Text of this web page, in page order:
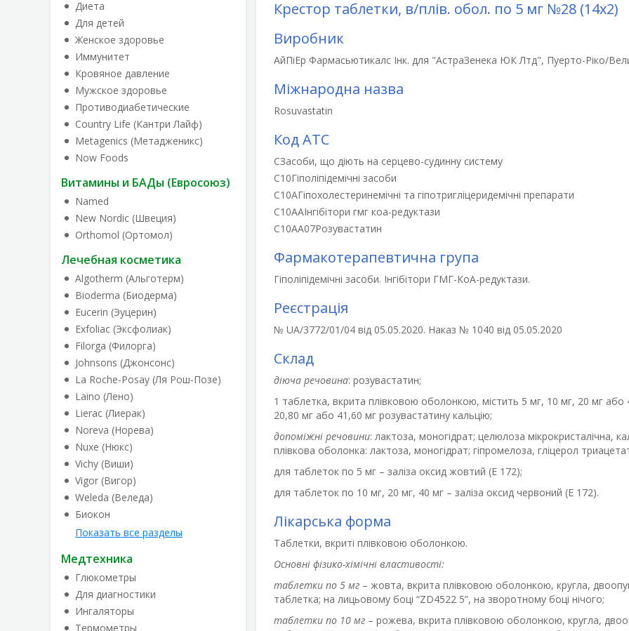
Диета
Для детей
Женское здоровье
Иммунитет
Кровяное давление
Мужское здоровье
Противодиабетические
Country Life (Кантри Лайф)
Metagenics (Метадженикс)
Now Foods
Витамины и БАДы (Евросоюз)
Named
New Nordic (Швеция)
Orthomol (Ортомол)
Лечебная косметика
Algotherm (Альготерм)
Bioderma (Биодерма)
Eucerin (Эуцерин)
Exfoliac (Эксфолиак)
Filorga (Филорга)
Johnsons (Джонсонс)
La Roche-Posay (Ля Рош-Позе)
Laino (Лено)
Lierac (Лиерак)
Noreva (Норева)
Nuxe (Нюкс)
Vichy (Виши)
Vigor (Вигор)
Weleda (Веледа)
Биокон
Показать все разделы
Медтехника
Глюкометры
Для диагностики
Ингаляторы
Термометры
Крестор таблетки, в/плів. обол. по 5 мг №28 (14х2)
Виробник
АйПіЕр Фармасьютикалс Інк. для "АстраЗенека ЮК Лтд", Пуерто-Ріко/
Міжнародна назва
Rosuvastatin
Код АТС
CЗасоби, що діють на серцево-судинну систему
C10Гіполіпідемічні засоби
C10AГіпохолестеринемічні та гіпотригліцеридемічні препарати
C10AAІнгібітори гмг кoа-редуктази
C10AA07Розувастатин
Фармакотерапевтична група
Гіполіпідемічні засоби. Інгібітори ГМГ-КоА-редуктази.
Реєстрація
№ UA/3772/01/04 від 05.05.2020. Наказ № 1040 від 05.05.2020
Склад
діюча речовина: розувастатин;
1 таблетка, вкрита плівковою оболонкою, містить 5 мг, 10 мг, 20 мг або
20,80 мг або 41,60 мг розувастатину кальцію;
допоміжні речовини: лактоза, моногідрат; целюлоза мікрокристалічна,
плівкова оболонка: лактоза, моногідрат; гіпромелоза, гліцерол
для таблеток по 5 мг – заліза оксид жовтий (Е 172);
для таблеток по 10 мг, 20 мг, 40 мг – заліза оксид червоний (E 172).
Лікарська форма
Таблетки, вкриті плівковою оболонкою.
Основні фізико-хімічні властивості:
таблетки по 5 мг– жовта, вкрита плівковою оболонкою, кругла,
таблетка; на лицьовому боці “ZD4522 5”, на зворотному боці нічого;
таблетки по 10 мг – рожева, вкрита плівковою оболонкою, кругла,